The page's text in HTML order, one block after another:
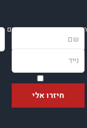
השאירו פרטים ונחזור בהקדם